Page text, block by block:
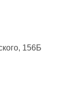
156Б